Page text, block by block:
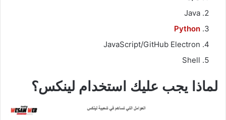
Java
Python
JavaScript/GitHub Electron
Shell
لماذا يجب عليك استخدام لينكس؟